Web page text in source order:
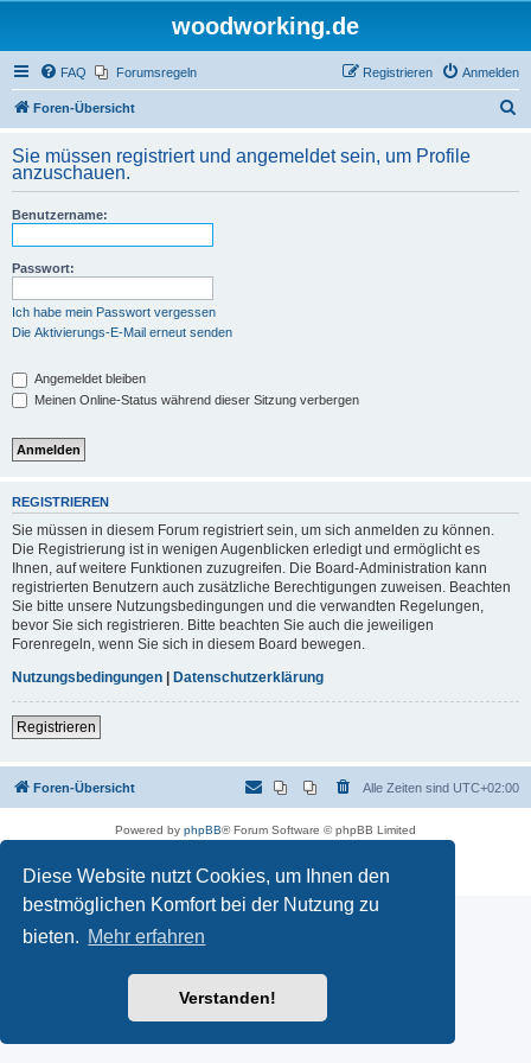
Diese Website nutzt Cookies, um Ihnen den
bestmöglichen Komfort bei der Nutzung zu
bieten. Mehr erfahren
Verstanden!
woodworking.de
FAQ Forumsregeln Anmelden
Registrieren
Foren-Übersicht
h
Sie müssen registriert und angemeldet sein, um Profile
anzuschauen.
Benutzername:
Passwort:
Ich habe mein Passwort vergessen
Die Aktivierungs-E-Mail erneut senden
Angemeldet bleiben
Meinen Online-Status während dieser Sitzung verbergen
REGISTRIEREN
Sie müssen in diesem Forum registriert sein, um sich anmelden zu können.
Die Registrierung ist in wenigen Augenblicken erledigt und ermöglicht es
Ihnen, auf weitere Funktionen zuzugreifen. Die Board-Administration kann
registrierten Benutzern auch zusätzliche Berechtigungen zuweisen. Beachten
Sie bitte unsere Nutzungsbedingungen und die verwandten Regelungen,
bevor Sie sich registrieren. Bitte beachten Sie auch die jeweiligen
Forenregeln, wenn Sie sich in diesem Board bewegen.
Nutzungsbedingungen | Datenschutzerklärung
Registrieren
Foren-Übersicht Alle Zeiten sind UTC+02:00
Powered by phpBB® Forum Software © phpBB Limited
Datenschutz|Nutzungsbedingungen